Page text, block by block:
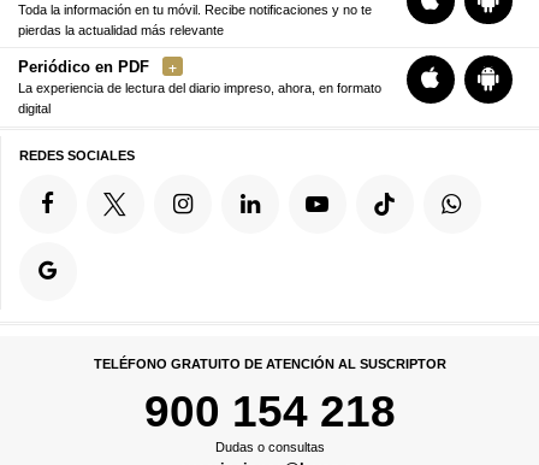
Toda la información en tu móvil. Recibe notificaciones y no te
pierdas la actualidad más relevante
Periódico en PDF
La experiencia de lectura del diario impreso, ahora, en formato
digital
REDES SOCIALES
TELÉFONO GRATUITO DE ATENCIÓN AL SUSCRIPTOR
900 154 218
Dudas o consultas